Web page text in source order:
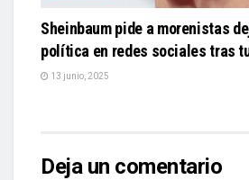
Sheinbaum pide a morenistas
política en redes sociales tras
13 junio, 2025
Deja un comentario